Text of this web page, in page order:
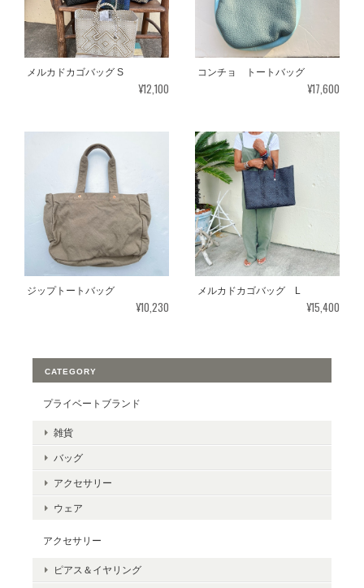
メルカドカゴバッグ S
¥12,100
コンチョ トートバッグ
¥17,600
ジップトートバッグ
¥10,230
メルカドカゴバッグ L
¥15,400
CATEGORY
プライベートブランド
雑貨
バッグ
アクセサリー
ウェア
アクセサリー
ピアス＆イヤリング